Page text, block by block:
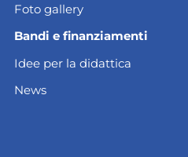
Foto gallery
Bandi e finanziamenti
Idee per la didattica
News